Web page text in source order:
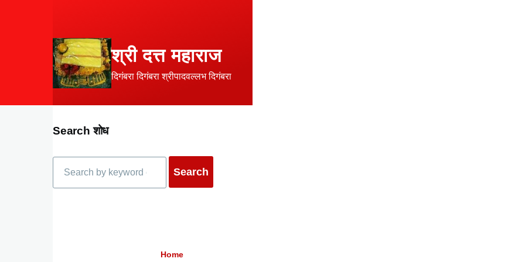
श्री दत्त महाराज
दिगंबरा दिगंबरा श्रीपादवल्लभ दिगंबरा
Search शोध
Breadcrumb
Home